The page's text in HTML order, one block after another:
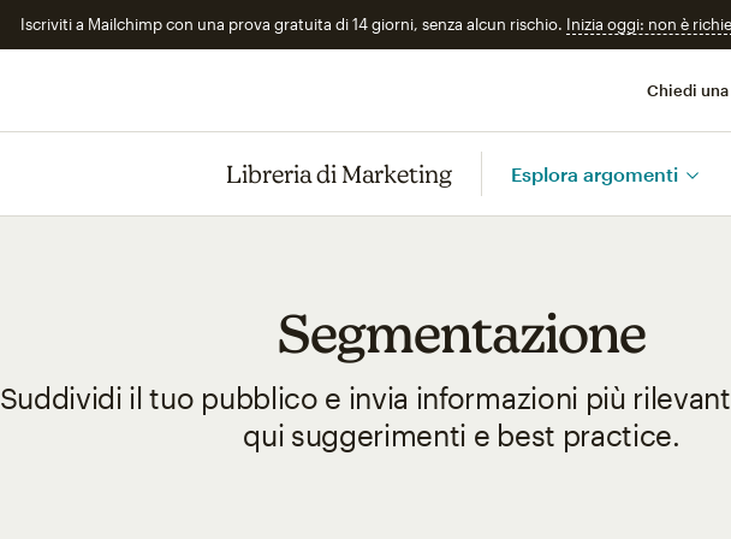
Iscriviti a Mailchimp con una prova gratuita di 14 giorni, senza alcun rischio. Inizia oggi: non è
Chiedi
Libreria di Marketing Esplora argomenti
Segmentazione
Suddividi il tuo pubblico e invia informazioni più
qui suggerimenti e best practice.